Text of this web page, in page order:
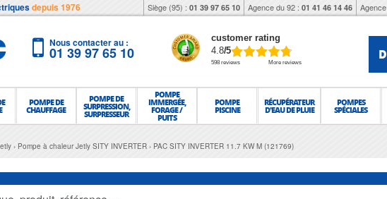
depuis 1976 Siège (95) : 01 39 97 65 10 Agence du 92 : 01 41 46 14 46
Nous contacter au :
01 39 97 65 10
customer rating
4.8/5
598 reviews More reviews
POMPE DE
CHAUFFAGE
POMPE DE
SURPRESSION,
SURPRESSEUR
POMPE
IMMERGÉE,
FORAGE /
PUITS
POMPE
PISCINE
RÉCUPÉRATEUR
D'EAU DE PLUIE
POMPES
SPÉCIALES
Pompe à chaleur Jetly SITY INVERTER PAC SITY INVERTER 11.7 KW M (121769)